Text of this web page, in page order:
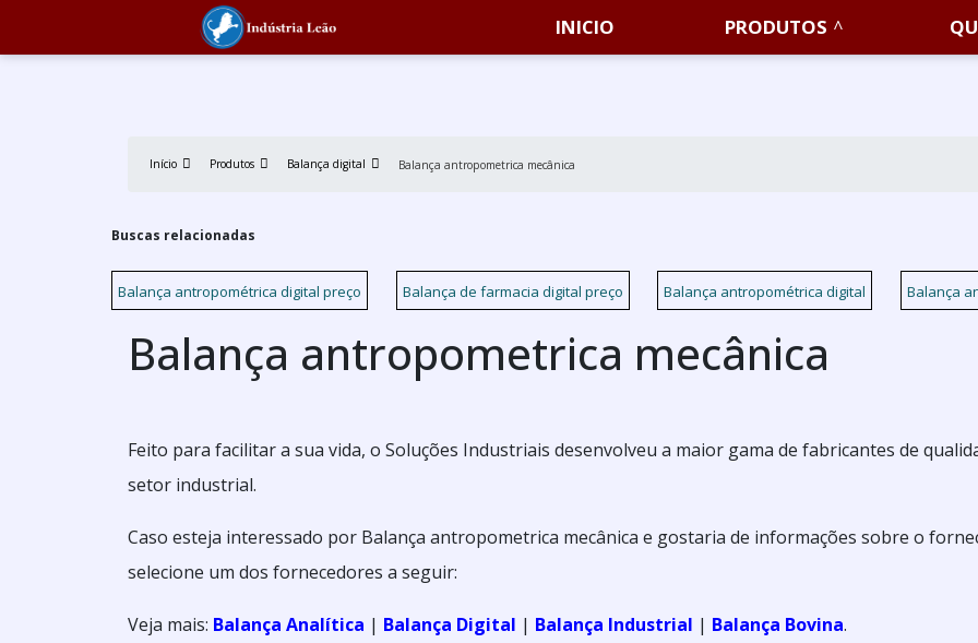
INICIO PRODUTOS
Início Produtos Balança digital Balança antropometrica mecânica
Buscas relacionadas
Balança antropométrica digital preço Balança de farmacia digital preço Balança antropométrica digital Balança
Balança antropometrica mecânica
Feito para facilitar a sua vida, o Soluções Industriais desenvolveu a maior gama de fabricantes de
setor industrial.
Caso esteja interessado por Balança antropometrica mecânica e gostaria de informações sobre o
selecione um dos fornecedores a seguir:
Veja mais: Balança Analítica | Balança Digital | Balança Industrial | Balança Bovina.